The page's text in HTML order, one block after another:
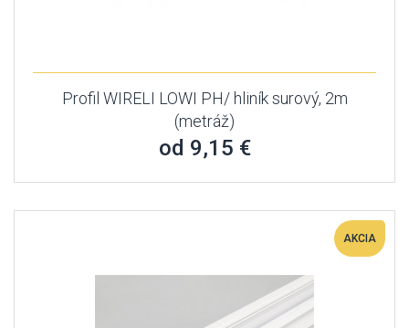
Profil WIRELI LOWI PH/ hliník surový, 2m
(metráž)
od 9,15 €
AKCIA